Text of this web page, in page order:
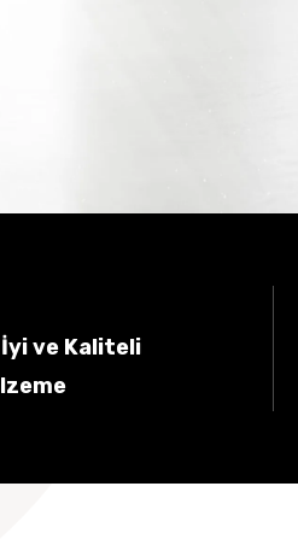
İyi ve Kaliteli